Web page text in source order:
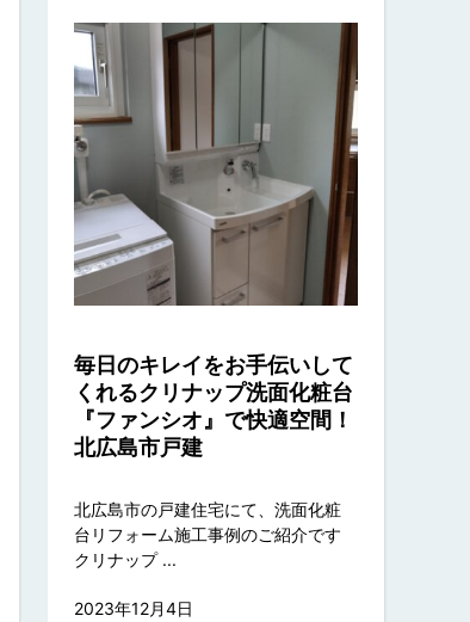
毎日のキレイをお手伝いして
くれるクリナップ洗面化粧台
『ファンシオ』で快適空間！
北広島市戸建
北広島市の戸建住宅にて、洗面化粧
台リフォーム施工事例のご紹介です
クリナップ ...
2023年12月4日